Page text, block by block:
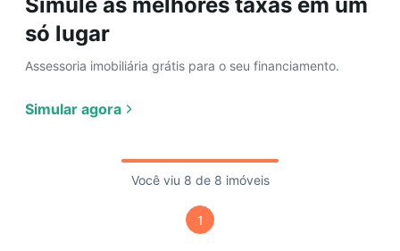
só lugar
Assessoria imobiliária grátis para o seu financiamento.
Simular agora
Você viu 8 de 8 imóveis
1